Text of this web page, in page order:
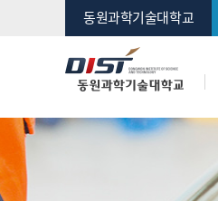
동원과학기술대학교